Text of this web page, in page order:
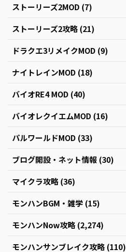
ストーリーズ2MOD (7)
ストーリーズ2攻略 (21)
ドラクエ3リメイクMOD (9)
ナイトレインMOD (18)
バイオRE4 MOD (40)
バイオレクイエムMOD (16)
パルワールドMOD (33)
ブログ開設・ネット情報 (30)
マイクラ攻略 (36)
モンハンBGM・雑学 (15)
モンハンNow攻略 (2,274)
モンハンサンブレイク攻略 (110)